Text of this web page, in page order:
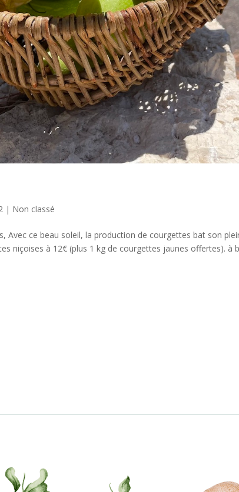
| Non classé
Avec ce beau soleil, la production de courgettes bat son
niçoises à 12€ (plus 1 kg de courgettes jaunes offertes). à